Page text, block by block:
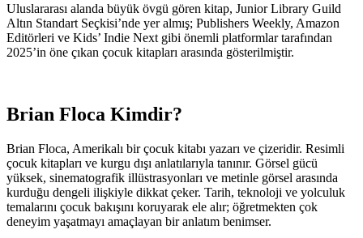
Uluslararası alanda büyük övgü gören kitap, Junior Library Guild
Altın Standart Seçkisi’nde yer almış; Publishers Weekly, Amazon
Editörleri ve Kids’ Indie Next gibi önemli platformlar tarafından
2025’in öne çıkan çocuk kitapları arasında gösterilmiştir.
Brian Floca Kimdir?
Brian Floca, Amerikalı bir çocuk kitabı yazarı ve çizeridir. Resimli
çocuk kitapları ve kurgu dışı anlatılarıyla tanınır. Görsel gücü
yüksek, sinematografik illüstrasyonları ve metinle görsel arasında
kurduğu dengeli ilişkiyle dikkat çeker. Tarih, teknoloji ve yolculuk
temalarını çocuk bakışını koruyarak ele alır; öğretmekten çok
deneyim yaşatmayı amaçlayan bir anlatım benimser.